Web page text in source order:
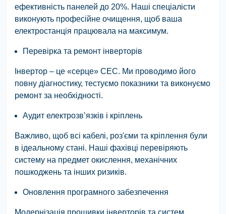
ефективність панелей до 20%. Наші спеціалісти
виконують професійне очищення, щоб ваша
електростанція працювала на максимум.
Перевірка та ремонт інверторів
Інвертор – це «серце» СЕС. Ми проводимо його
повну діагностику, тестуємо показники та виконуємо
ремонт за необхідності.
Аудит електрозв’язків і кріплень
Важливо, щоб всі кабелі, роз'єми та кріплення були
в ідеальному стані. Наші фахівці перевіряють
систему на предмет окислення, механічних
пошкоджень та інших ризиків.
Оновлення програмного забезпечення
Модернізація прошивки інверторів та систем